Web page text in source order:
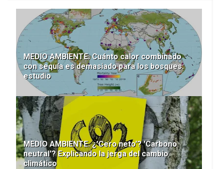
MEDIO AMBIENTE. Cuánto calor combinado
con sequía es demasiado para los bosques:
estudio
MEDIO AMBIENTE. ¿'Cero neto'? 'Carbono
neutral'? Explicando la jerga del cambio
climático